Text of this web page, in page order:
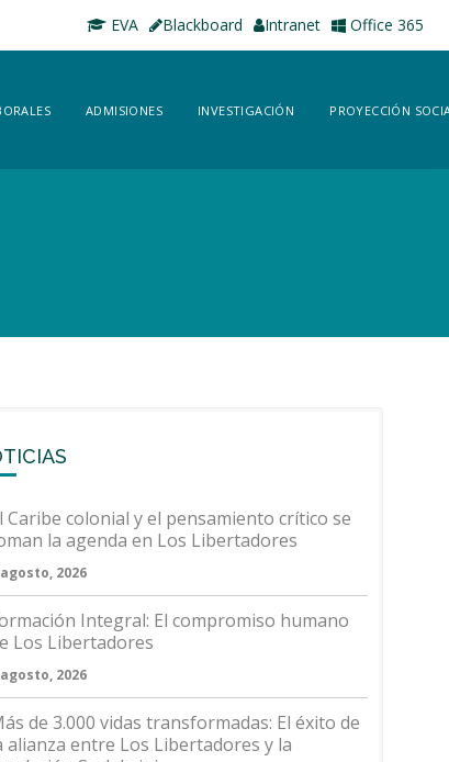
EVA Blackboard Intranet Office 365
ADMISIONES INVESTIGACIÓN PROYECCIÓN
Caribe colonial y el pensamiento crítico se
la agenda en Los Libertadores
2026
Integral: El compromiso humano
Los Libertadores
2026
de 3.000 vidas transformadas: El éxito de
alianza entre Los Libertadores y la